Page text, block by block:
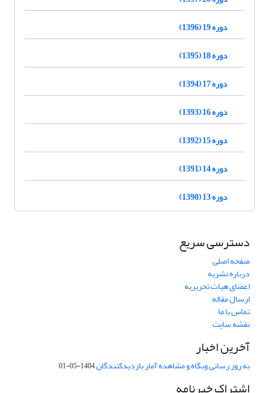
دوره 19 (1396)
دوره 18 (1395)
دوره 17 (1394)
دوره 16 (1393)
دوره 15 (1392)
دوره 14 (1391)
دوره 13 (1390)
دسترسی سریع
صفحه اصلی
درباره نشریه
اعضای هیات تحریریه
ارسال مقاله
تماس با ما
نقشه سایت
آخرین اخبار
به روز رسانی وبگاه و مشاهده آمار بازدیدکنندگان1404-05-01
اشتراک خبرنامه